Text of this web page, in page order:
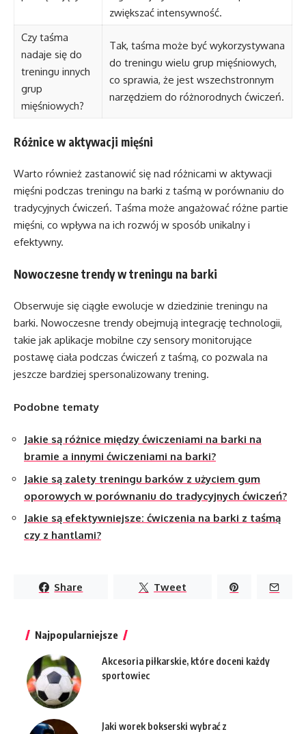
zwiększać intensywność.
Czy taśma
nadaje się do
treningu innych
grup
mięśniowych?
Tak, taśma może być wykorzystywana
do treningu wielu grup mięśniowych,
co sprawia, że jest wszechstronnym
narzędziem do różnorodnych ćwiczeń.
Różnice w aktywacji mięśni
Warto również zastanowić się nad różnicami w aktywacji
mięśni podczas treningu na barki z taśmą w porównaniu do
tradycyjnych ćwiczeń. Taśma może angażować różne partie
mięśni, co wpływa na ich rozwój w sposób unikalny i
efektywny.
Nowoczesne trendy w treningu na barki
Obserwuje się ciągłe ewolucje w dziedzinie treningu na
barki. Nowoczesne trendy obejmują integrację technologii,
takie jak aplikacje mobilne czy sensory monitorujące
postawę ciała podczas ćwiczeń z taśmą, co pozwala na
jeszcze bardziej spersonalizowany trening.
Podobne tematy
Jakie są różnice między ćwiczeniami na barki na
bramie a innymi ćwiczeniami na barki?
Jakie są zalety treningu barków z użyciem gum
oporowych w porównaniu do tradycyjnych ćwiczeń?
Jakie są efektywniejsze: ćwiczenia na barki z taśmą
czy z hantlami?
Share Tweet
Najpopularniejsze
Akcesoria piłkarskie, które doceni każdy
sportowiec
Jaki worek bokserski wybrać z